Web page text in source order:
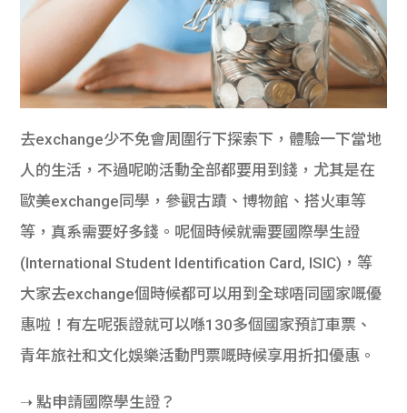
去exchange少不免會周圍行下探索下，體驗一下當地
人的生活，不過呢啲活動全部都要用到錢，尤其是在
歐美exchange同學，參觀古蹟、博物館、搭火車等
等，真系需要好多錢。呢個時候就需要國際學生證
(International Student Identification Card, ISIC)，等
大家去exchange個時候都可以用到全球唔同國家嘅優
惠啦！有左呢張證就可以喺130多個國家預訂車票、
青年旅社和文化娛樂活動門票嘅時候享用折扣優惠。
➝ 點申請國際學生證？